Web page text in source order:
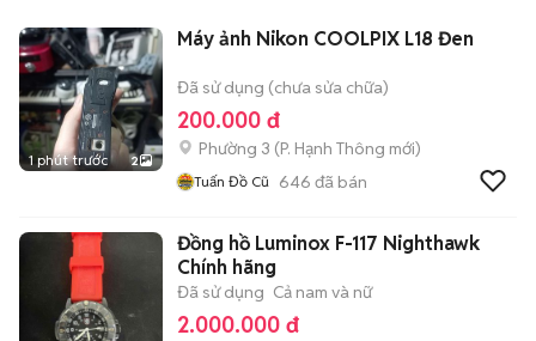
1 phút trước 2
Máy ảnh Nikon COOLPIX L18 Đen
Đã sử dụng (chưa sửa chữa)
200.000 đ
Phường 3 (P. Hạnh Thông mới)
Tuấn Đồ Cũ 646 đã bán
Đồng hồ Luminox F-117 Nighthawk
Chính hãng
Đã sử dụng Cả nam và nữ
2.000.000 đ